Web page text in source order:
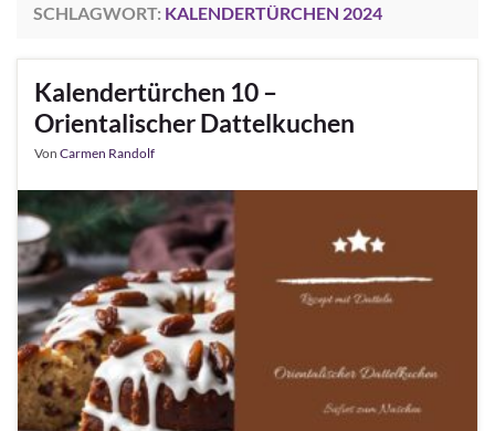
SCHLAGWORT: KALENDERTÜRCHEN 2024
Kalendertürchen 10 –
Orientalischer Dattelkuchen
Von Carmen Randolf